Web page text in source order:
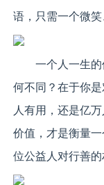
语，只需一个微笑
一个人一生
何不同？在于你
人有用，还是亿
价值，才是衡量
位公益人对行善的